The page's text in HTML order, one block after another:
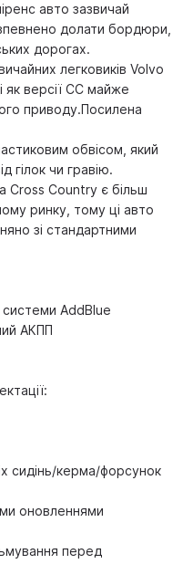
авто зазвичай
долати бордюри,
дорогах.
легковиків Volvo
версії CC майже
приводу.Посилена
обвісом, який
гілок чи гравію.
Cross Country є більш
ринку, тому ці авто
зі стандартними
AddBlue
АКПП
сидінь/керма/форсунок
оновленнями
перед